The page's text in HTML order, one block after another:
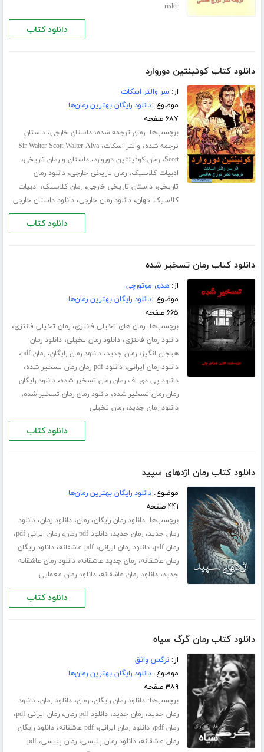
risler
دانلود کتاب
دانلود کتاب کوئینتین دوروارد
از:سر والتر اسکات
موضوع:دانلود رایگان بهترین رمان‌ها
۶۸۷ صفحه
برچسب‌ها:رمان ترجمه شده،داستان خارجی،داستان
ترجمه شده، والتر اسکات،Sir Walter Scott Walter Alva
Scott،رمان کوئینتین دوروارد،داستان و رمان تاریخی،
ادبیات کلاسیک،رمان تاریخی خارجی،دانلود رمان
تاریخی،داستان تاریخی خارجی،رمان کلاسیک، ادبیات
کلاسیک جهان،دانلود رمان خارجی،دانلود داستان خارجی
دانلود کتاب
دانلود کتاب رمان تسخیر شده
از:هدی موتورچی
موضوع:دانلود رایگان بهترین رمان‌ها
۶۶۵ صفحه
برچسب‌ها:رمان های تخیلی فانتزی،رمان تخیلی فانتزی،
دانلود رمان فانتزی،دانلود رمان تخیلی،دانلود رمان
هیجان انگیز،رمان جدید،دانلود رمان رایگان،رمان pdf ،
دانلود رمان ایرانی،دانلود pdf رمان رمان تسخیر شده ،
دانلود پی دی اف رمان رمان تسخیر شده،دانلود رایگان
رمان رمان تسخیر شده،دانلود رمان رمان تسخیر شده،
دانلود رمان جدید،رمان تخیلی
دانلود کتاب
دانلود کتاب رمان اژدهای سپید
موضوع:دانلود رایگان بهترین رمان‌ها
۴۴۱ صفحه
برچسب‌ها:دانلود رمان رایگان،رمان،دانلود رمان،دانلود
رمان جدید،رمان جدید،دانلود pdf رمان ،رمان ایرانی pdf ،
رمان pdf ،دانلود رمان ایرانی،pdf عاشقانه ،دانلود رایگان
رمان عاشقانه،رمان جدید عاشقانه،دانلود رمان عاشقانه
جدید،دانلود رمان عاشقانه،دانلود رمان معمایی
دانلود کتاب
دانلود کتاب رمان گرگ سیاه
از:نرگس واثق
موضوع:دانلود رایگان بهترین رمان‌ها
۳۸۹ صفحه
برچسب‌ها:دانلود رمان رایگان،رمان،دانلود رمان،دانلود
رمان جدید،رمان جدید،دانلود pdf رمان ،رمان ایرانی pdf ،
رمان pdf ،دانلود رمان ایرانی،pdf عاشقانه ،دانلود رایگان
رمان عاشقانه،دانلود رمان پلیسی،
رمان پلیسی، pdf